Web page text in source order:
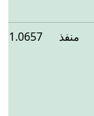
منفذ 1.0657